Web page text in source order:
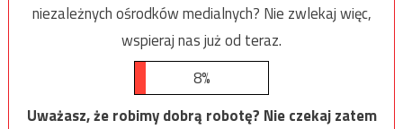
niezależnych ośrodków medialnych? Nie zwlekaj więc,
wspieraj nas już od teraz.
8%
Uważasz, że robimy dobrą robotę? Nie czekaj zatem